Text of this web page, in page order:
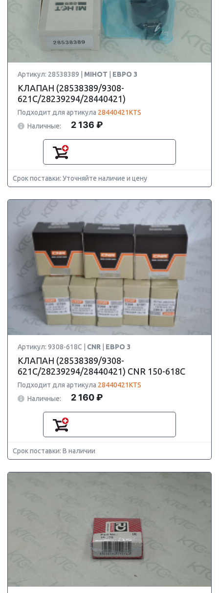
Артикул: 28538389 | MIHOT ЕВРО 3
КЛАПАН (28538389/9308-
621C/28239294/28440421)
Подходит для артикула 28440421KTS
Наличные:
2 136 ₽
Срок поставки: Уточняйте наличие и цену
Артикул: 9308-618C | CNR ЕВРО 3
КЛАПАН (28538389/9308-
621C/28239294/28440421) CNR 150-618C
Подходит для артикула 28440421KTS
Наличные:
2 160 ₽
Срок поставки: В наличии